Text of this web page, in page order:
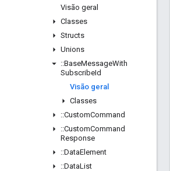
Visão geral
Classes
Structs
Unions
::BaseMessageWith
SubscribeId
Visão geral
Classes
::CustomCommand
::CustomCommand
Response
::DataElement
::DataList